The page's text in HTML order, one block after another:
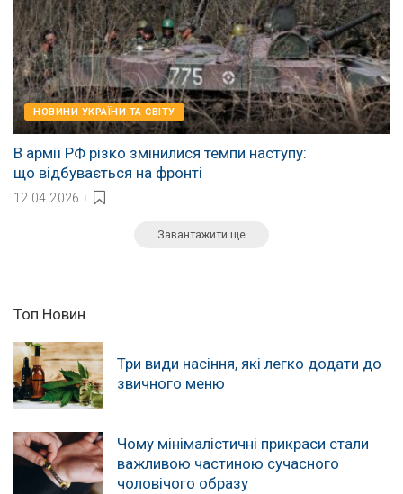
НОВИНИ УКРАЇНИ ТА СВІТУ
В армії РФ різко змінилися темпи наступу:
що відбувається на фронті
12.04.2026
Завантажити ще
Топ Новин
Три види насіння, які легко додати до
звичного меню
Чому мінімалістичні прикраси стали
важливою частиною сучасного
чоловічого образу